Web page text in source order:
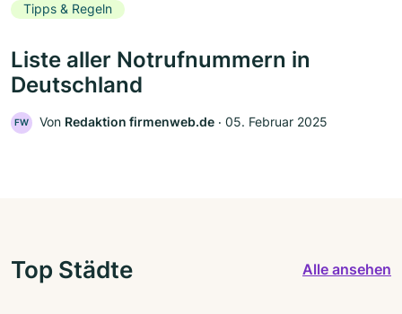
Tipps & Regeln
Liste aller Notrufnummern in
Deutschland
FW Von Redaktion firmenweb.de ‧ 05. Februar 2025
Top Städte Alle ansehen